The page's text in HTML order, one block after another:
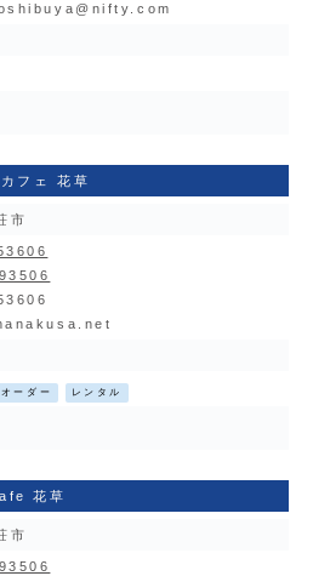
フェ 花草
市
オーダー レンタル
花草
市